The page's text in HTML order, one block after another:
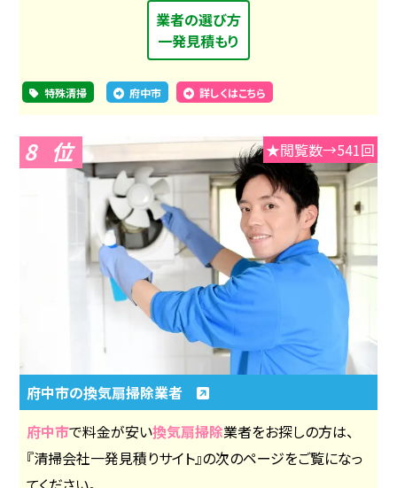
業者の選び方
一発見積もり
特殊清掃 府中市 詳しくはこちら
8 ★閲覧数→541回
府中市の換気扇掃除業者
府中市で料金が安い換気扇掃除業者をお探しの方は、
『清掃会社一発見積りサイト』の次のページをご覧になっ